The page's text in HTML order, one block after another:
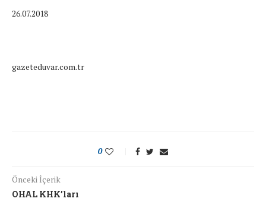
26.07.2018
gazeteduvar.com.tr
0
Önceki İçerik
OHAL KHK’ları